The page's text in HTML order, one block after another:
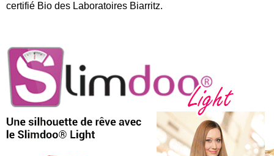
certifié Bio des Laboratoires Biarritz.